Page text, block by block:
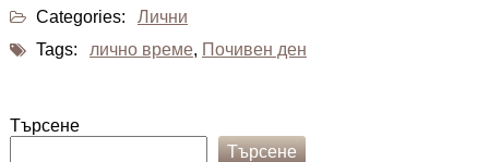
Categories:
Лични
Tags:
лично време, Почивен ден
Търсене
Търсене